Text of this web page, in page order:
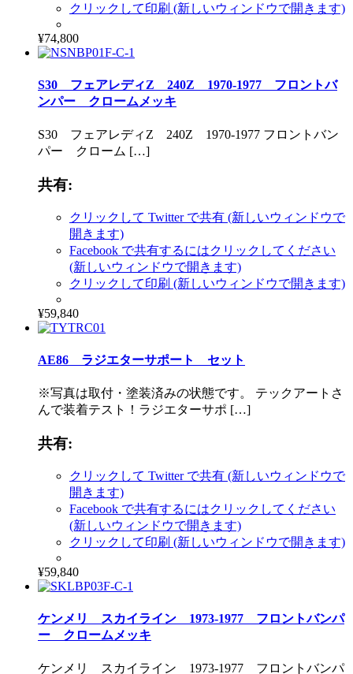
クリックして印刷 (新しいウィンドウで開きます)
¥74,800
S30 フェアレディZ 240Z 1970-1977 フロントバ
ンパー クロームメッキ
S30 フェアレディZ 240Z 1970-1977 フロントバン
パー クローム […]
共有:
クリックして Twitter で共有 (新しいウィンドウで
開きます)
Facebook で共有するにはクリックしてください
(新しいウィンドウで開きます)
クリックして印刷 (新しいウィンドウで開きます)
¥59,840
AE86 ラジエターサポート セット
※写真は取付・塗装済みの状態です。 テックアートさ
んで装着テスト！ラジエターサポ […]
共有:
クリックして Twitter で共有 (新しいウィンドウで
開きます)
Facebook で共有するにはクリックしてください
(新しいウィンドウで開きます)
クリックして印刷 (新しいウィンドウで開きます)
¥59,840
ケンメリ スカイライン 1973-1977 フロントバンパ
ー クロームメッキ
ケンメリ スカイライン 1973-1977 フロントバンパ